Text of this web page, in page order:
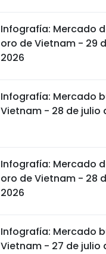
Infografía: Mercado
oro de Vietnam - 29
2026
Infografía: Mercado
Vietnam - 28 de julio
Infografía: Mercado
oro de Vietnam - 28
2026
Infografía: Mercado
Vietnam - 27 de julio